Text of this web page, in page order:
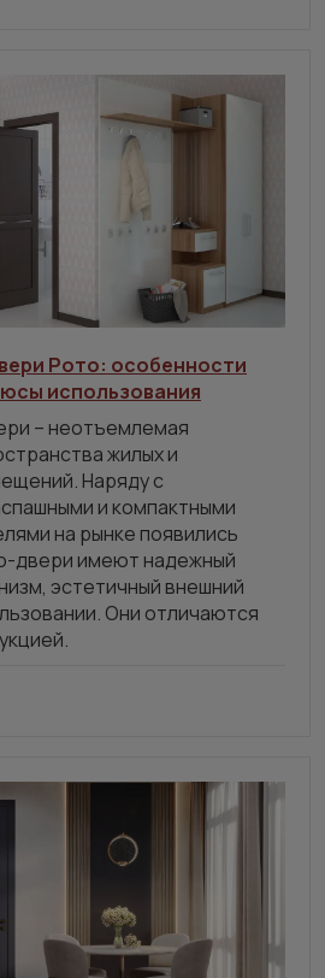
Рото: особенности
использования
– неотъемлемая
жилых и
Наряду с
и компактными
на рынке появились
двери имеют надежный
эстетичный внешний
Они отличаются